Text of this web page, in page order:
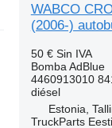
WABCO
(2006-)
50 € Sin IVA
Bomba AdBlue
4460913010
diésel
Estonia,
TruckParts